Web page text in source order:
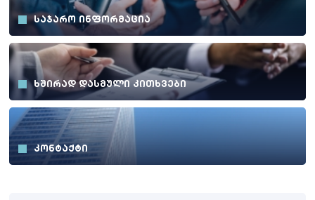
ᲡᲐᲯᲐᲠᲝ ᲘᲜᲤᲝᲠᲛᲐᲪᲘᲐ
ᲮᲨᲘᲠᲐᲓ ᲓᲐᲡᲛᲣᲚᲘ ᲙᲘᲗᲮᲕᲔᲑᲘ
ᲙᲝᲜᲢᲐᲥᲢᲘ